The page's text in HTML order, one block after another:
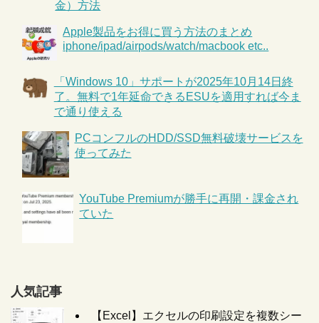
金）方法
Apple製品をお得に買う方法のまとめ
iphone/ipad/airpods/watch/macbook etc..
「Windows 10」サポートが2025年10月14日終
了。無料で1年延命できるESUを適用すれば今ま
で通り使える
PCコンフルのHDD/SSD無料破壊サービスを
使ってみた
YouTube Premiumが勝手に再開・課金され
ていた
人気記事
【Excel】エクセルの印刷設定を複数シー